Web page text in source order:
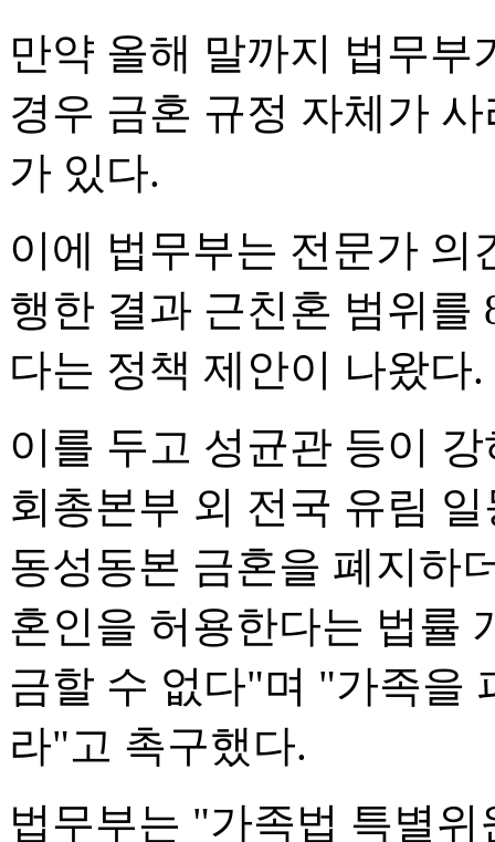
만약 올해 말까지 법무
경우 금혼 규정 자체가
가 있다.
이에 법무부는 전문가 의
행한 결과 근친혼 범위를
다는 정책 제안이 나왔다.
이를 두고 성균관 등이
회총본부 외 전국 유림
동성동본 금혼을 폐지하
혼인을 허용한다는 법률
금할 수 없다"며 "가족을
라"고 촉구했다.
법무부는 "가족법 특별